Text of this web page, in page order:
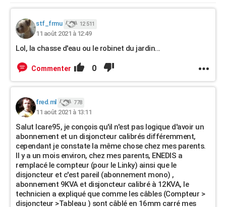
stf_frmu 12 511
11 août 2021 à 12:49
Lol, la chasse d'eau ou le robinet du jardin...
Commenter 0
fred.ml 778
11 août 2021 à 13:11
Salut Icare95, je conçois qu'il n'est pas logique d'avoir un
abonnement et un disjoncteur calibrés différemment,
cependant je constate la même chose chez mes parents.
Il y a un mois environ, chez mes parents, ENEDIS a
remplacé le compteur (pour le Linky) ainsi que le
disjoncteur et c'est pareil (abonnement mono) ,
abonnement 9KVA et disjoncteur calibré à 12KVA, le
technicien a expliqué que comme les câbles (Compteur >
disjoncteur >Tableau ) sont câblé en 16mm carré mes